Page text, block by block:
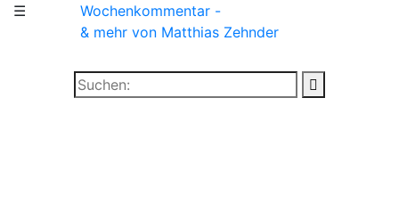
☰
Wochenkommentar -
& mehr von Matthias Zehnder